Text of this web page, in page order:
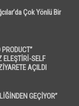
Çok Yönlü Bir
ELEŞTİRİ-SELF
AÇILDI
GEÇİYOR”